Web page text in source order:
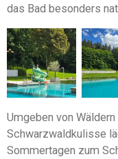
das Bad besonders
Umgeben von
Schwarzwaldkulisse
Sommertagen zum